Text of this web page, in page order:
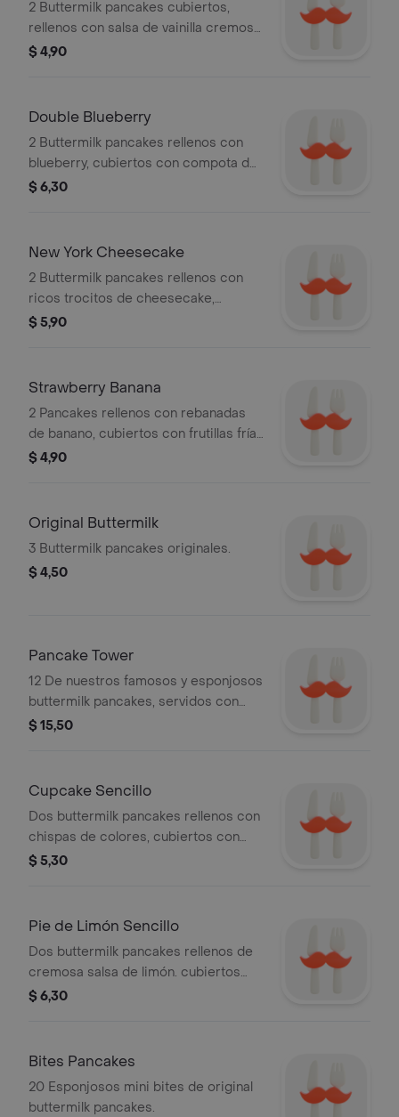
2 Buttermilk pancakes cubiertos,
rellenos con salsa de vainilla cremosa
y un toque de dulce de leche.
$ 4,90
Double Blueberry
2 Buttermilk pancakes rellenos con
blueberry, cubiertos con compota de
blueberry y crema batida.
$ 6,30
New York Cheesecake
2 Buttermilk pancakes rellenos con
ricos trocitos de cheesecake,
adornados con frutillas endulzadas,
$ 5,90
Strawberry Banana
2 Pancakes rellenos con rebanadas
de banano, cubiertos con frutillas frías
endulzadas, más rebanadas de
$ 4,90
Original Buttermilk
3 Buttermilk pancakes originales.
$ 4,50
Pancake Tower
12 De nuestros famosos y esponjosos
buttermilk pancakes, servidos con
mantequilla batida.
$ 15,50
Cupcake Sencillo
Dos buttermilk pancakes rellenos con
chispas de colores, cubiertos con
glaseado de vainilla y decorados con
$ 5,30
Pie de Limón Sencillo
Dos buttermilk pancakes rellenos de
cremosa salsa de limón. cubiertos
con salsa dulce sabor a limón y trozos
$ 6,30
Bites Pancakes
20 Esponjosos mini bites de original
buttermilk pancakes.